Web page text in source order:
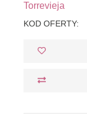
Torrevieja
KOD OFERTY: